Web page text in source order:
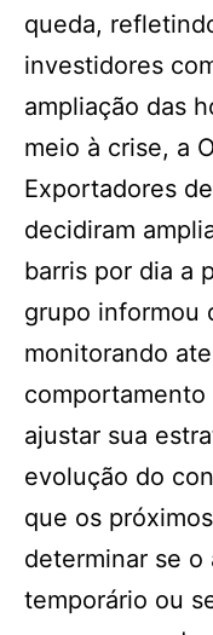
queda,
investidores
ampliação das
meio à crise, a
Exportadores
decidiram
barris por dia a
grupo informou
monitorando
ajustar sua
evolução do
que os
determinar se o
temporário ou